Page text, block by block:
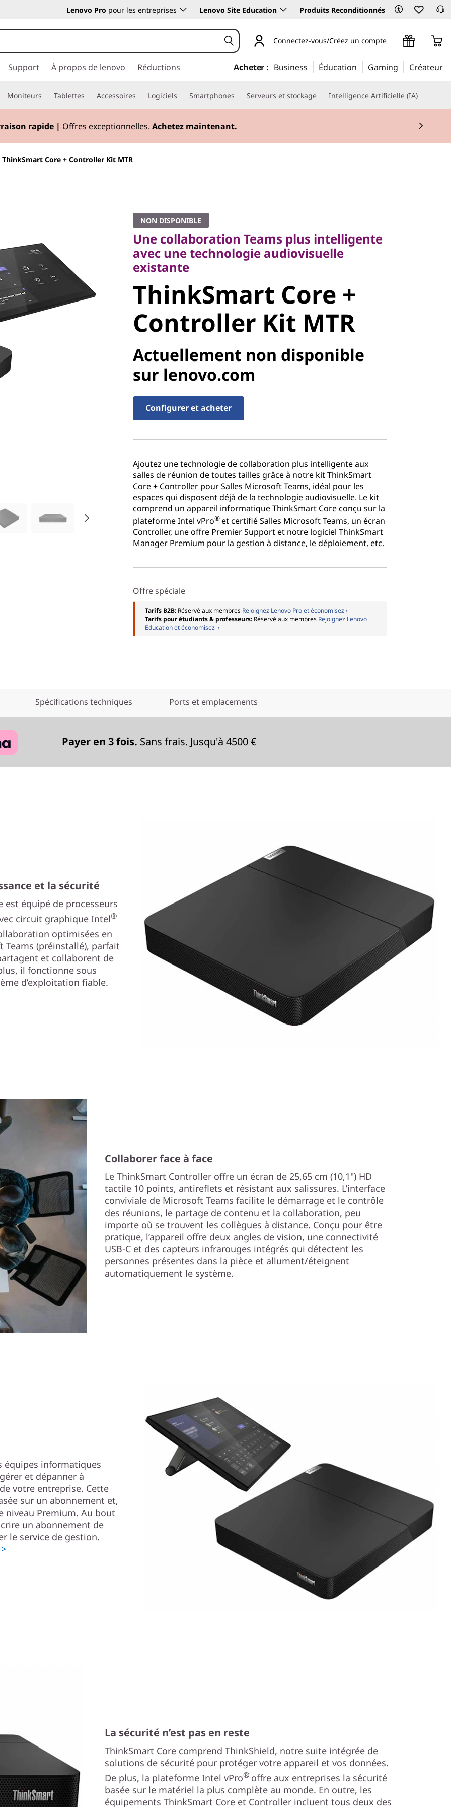
Lenovo Pro pour les entreprises Lenovo Site Education Produits Reconditionnés
Connectez-vous/Créez un compte
Support À propos de lenovo Réductions Acheter : Business Éducation Gaming Créateur
Moniteurs Tablettes Accessoires Logiciels Smartphones Serveurs et stockage Intelligence Artificielle (IA)
rapide| Offres exceptionnelles. Achetez maintenant.
ThinkSmart Core + Controller Kit MTR
avec une technologie audiovisuelle
existante
ThinkSmart Core +
Controller Kit MTR
NON DISPONIBLE
Une collaboration Teams plus intelligente
avec une technologie audiovisuelle
existante
ThinkSmart Core +
Controller Kit MTR
Actuellement non disponible
sur lenovo.com
Configurer et acheter
Ajoutez une technologie de collaboration plus intelligente aux
salles de réunion de toutes tailles grâce à notre kit ThinkSmart
Core + Controller pour Salles Microsoft Teams, idéal pour les
espaces qui disposent déjà de la technologie audiovisuelle. Le kit
comprend un appareil informatique ThinkSmart Core conçu sur la
plateforme Intel vPro®et certifié Salles Microsoft Teams, un écran
Controller, une offre Premier Support et notre logiciel ThinkSmart
Manager Premium pour la gestion à distance, le déploiement, etc.
Offre spéciale
Tarifs B2B: Réservé aux membres Rejoignez Lenovo Pro et économisez ›
Tarifs pour étudiants & professeurs: Réservé aux membres Rejoignez Lenovo
Education et économisez ›
Spécifications techniques Ports et emplacements
Payer en 3 fois. Sans frais. Jusqu'à 4500 €
et la sécurité
est équipé de processeurs
circuit graphique Intel®
optimisées en
(préinstallé), parfait
et collaborent de
il fonctionne sous
d’exploitation fiable.
Collaborer face à face
Le ThinkSmart Controller offre un écran de 25,65 cm (10,1") HD
tactile 10 points, antireflets et résistant aux salissures. L’interface
conviviale de Microsoft Teams facilite le démarrage et le contrôle
des réunions, le partage de contenu et la collaboration, peu
importe où se trouvent les collègues à distance. Conçu pour être
pratique, l’appareil offre deux angles de vision, une connectivité
USB-C et des capteurs infrarouges intégrés qui détectent les
personnes présentes dans la pièce et allument/éteignent
automatiquement le système.
équipes informatiques
et dépanner à
votre entreprise. Cette
sur un abonnement et,
niveau Premium. Au bout
un abonnement de
le service de gestion.
La sécurité n’est pas en reste
ThinkSmart Core comprend ThinkShield, notre suite intégrée de
solutions de sécurité pour protéger votre appareil et vos données.
De plus, la plateforme Intel vPro® offre aux entreprises la sécurité
basée sur le matériel la plus complète au monde. En outre, les
équipements ThinkSmart Core et Controller incluent tous deux des